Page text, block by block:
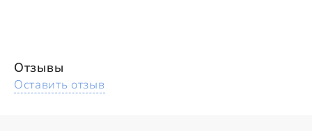
Отзывы
Оставить отзыв